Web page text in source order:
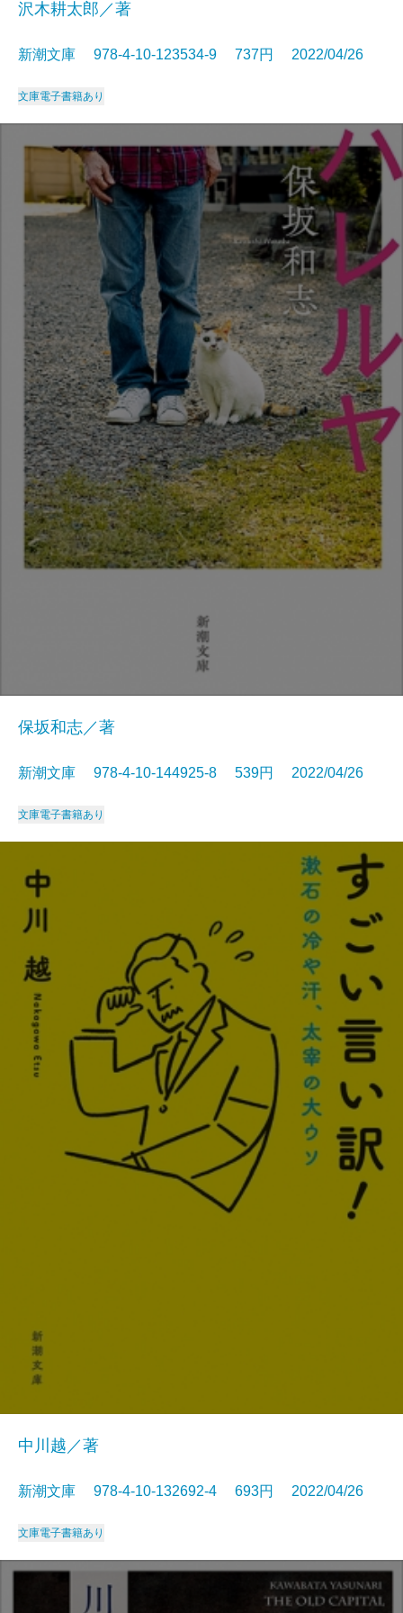
沢木耕太郎／著
新潮文庫 978-4-10-123534-9 737円 2022/04/26
文庫電子書籍あり
保坂和志／著
新潮文庫 978-4-10-144925-8 539円 2022/04/26
文庫電子書籍あり
中川越／著
新潮文庫 978-4-10-132692-4 693円 2022/04/26
文庫電子書籍あり